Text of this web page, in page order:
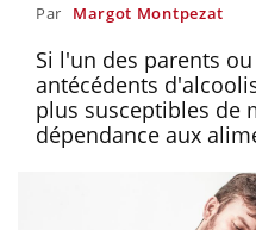
Par Margot Montpezat
Si l'un des parents
antécédents
plus susceptibles de
dépendance aux